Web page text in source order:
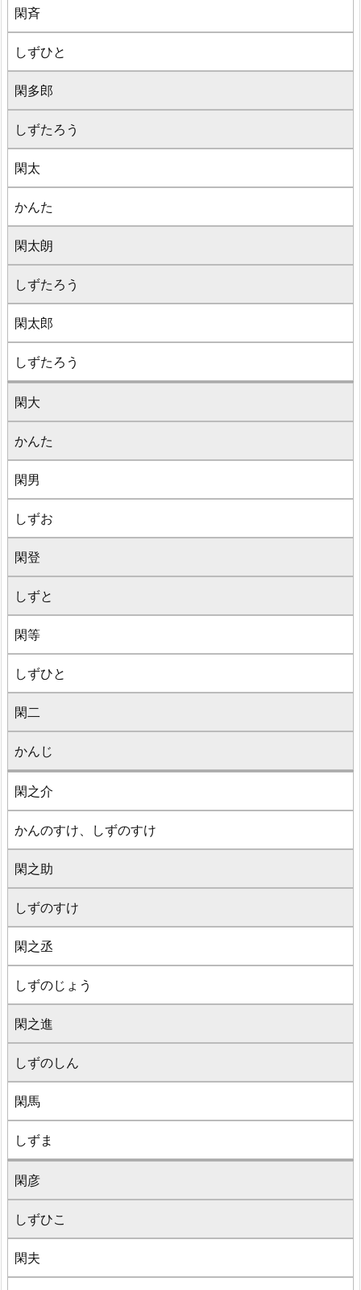
閑斉
しずひと
閑多郎
しずたろう
閑太
かんた
閑太朗
しずたろう
閑太郎
しずたろう
閑大
かんた
閑男
しずお
閑登
しずと
閑等
しずひと
閑二
かんじ
閑之介
かんのすけ、しずのすけ
閑之助
しずのすけ
閑之丞
しずのじょう
閑之進
しずのしん
閑馬
しずま
閑彦
しずひこ
閑夫